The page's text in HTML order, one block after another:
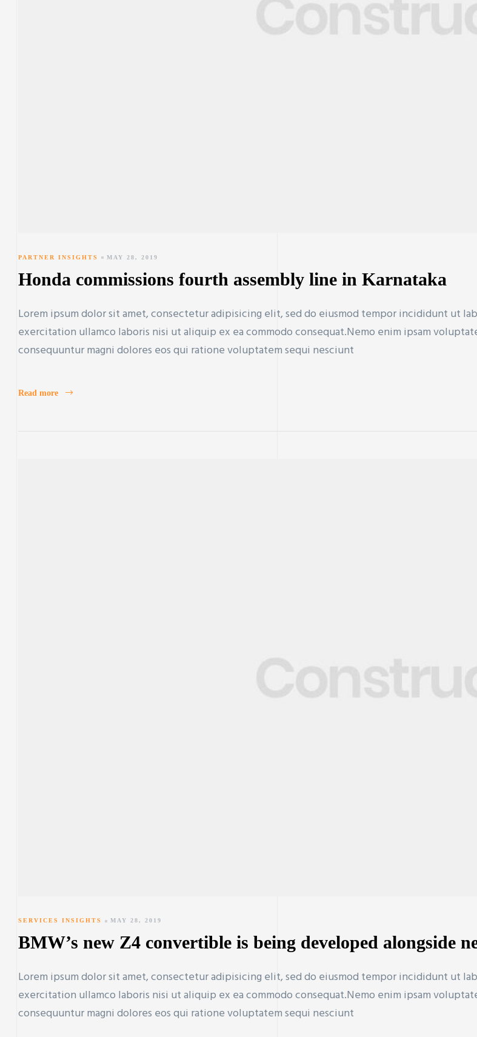
PARTNER INSIGHTS MAY 28, 2019
Honda commissions fourth assembly line in Karnataka
Lorem ipsum dolor sit amet, consectetur adipisicing elit, sed do eiusmod tempor incididunt ut
exercitation ullamco laboris nisi ut aliquip ex ea commodo consequat.Nemo enim ipsam
consequuntur magni dolores eos qui ratione voluptatem sequi nesciunt
Read more
SERVICES INSIGHTS MAY 28, 2019
BMW’s new Z4 convertible is being developed alongside
Lorem ipsum dolor sit amet, consectetur adipisicing elit, sed do eiusmod tempor incididunt ut
exercitation ullamco laboris nisi ut aliquip ex ea commodo consequat.Nemo enim ipsam
consequuntur magni dolores eos qui ratione voluptatem sequi nesciunt